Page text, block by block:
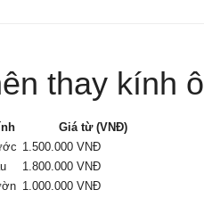
thay kính
Giá từ (VNĐ)
1.500.000 VNĐ
1.800.000 VNĐ
1.000.000 VNĐ